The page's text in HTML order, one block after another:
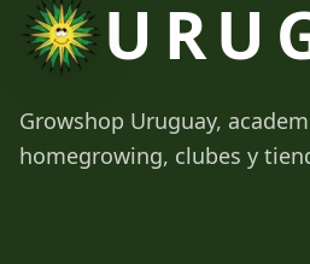
Growshop Uruguay,
homegrowing, clubes y